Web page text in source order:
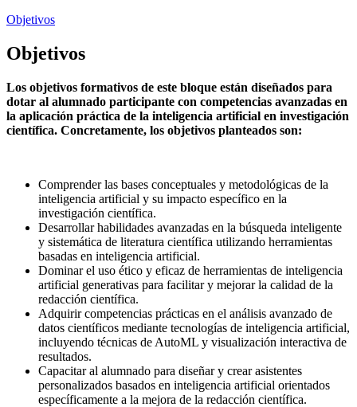
Objetivos
Objetivos
Los objetivos formativos de este bloque están diseñados para
dotar al alumnado participante con competencias avanzadas en
la aplicación práctica de la inteligencia artificial en investigación
científica. Concretamente, los objetivos planteados son:
Comprender las bases conceptuales y metodológicas de la
inteligencia artificial y su impacto específico en la
investigación científica.
Desarrollar habilidades avanzadas en la búsqueda inteligente
y sistemática de literatura científica utilizando herramientas
basadas en inteligencia artificial.
Dominar el uso ético y eficaz de herramientas de inteligencia
artificial generativas para facilitar y mejorar la calidad de la
redacción científica.
Adquirir competencias prácticas en el análisis avanzado de
datos científicos mediante tecnologías de inteligencia artificial,
incluyendo técnicas de AutoML y visualización interactiva de
resultados.
Capacitar al alumnado para diseñar y crear asistentes
personalizados basados en inteligencia artificial orientados
específicamente a la mejora de la redacción científica.